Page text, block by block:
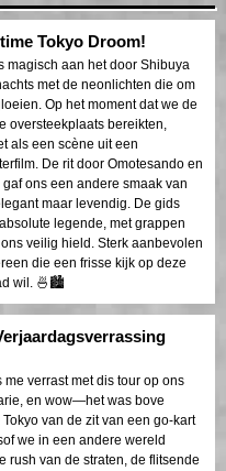
Tokyo Droom!
magisch aan het door Shibuya
met de neonlichten die om
Op het moment dat we de
oversteekplaats bereikten,
als een scène uit een
De rit door Omotesando en
gaf ons een andere smaak van
maar levendig. De gids
legende, met grappen
veilig hield. Sterk aanbevolen
die een frisse kijk op deze
wil. 🍜🏙️
me verrast met dis tour op ons
en wow—het was bove
van de zit van een go-kart
we in een andere wereld
rush van de straten, de flitsende